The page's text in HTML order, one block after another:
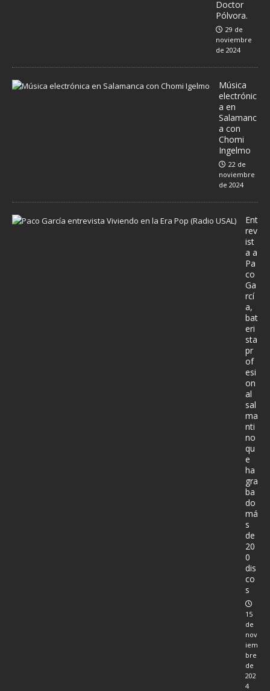
Doctor
Pólvora.
29 de
noviembre
de 2024
Música
electrónic
a en
Salamanc
a con
Chomi
Ingelmo
22 de
noviembre
de 2024
Ent
rev
ist
a a
Pa
co
Ga
rcí
a,
bat
eri
sta
pr
of
esi
on
al
sal
ma
nti
no
qu
e
ha
gra
ba
do
má
s
de
20
0
dis
co
s
15
de
nov
iem
bre
de
202
4